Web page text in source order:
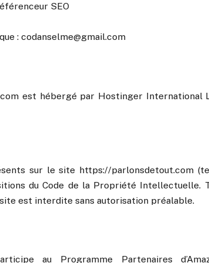
SEO
: codanselme@gmail.com
est hébergé par Hostinger International
sur le site https://parlonsdetout.com
du Code de la Propriété Intellectuelle.
est interdite sans autorisation préalable.
au Programme Partenaires